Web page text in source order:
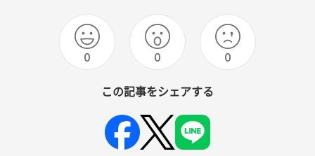
0 0 0
この記事をシェアする